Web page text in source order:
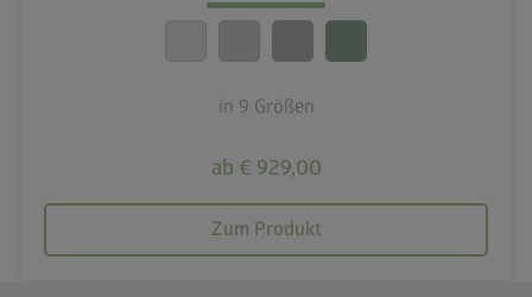
in 9 Größen
ab € 929,00
Zum Produkt
calendar_month